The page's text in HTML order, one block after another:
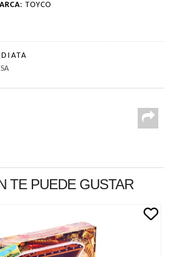
: TOYCO
TE PUEDE GUSTAR